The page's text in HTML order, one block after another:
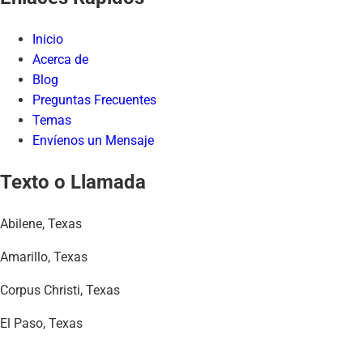
Inicio
Acerca de
Blog
Preguntas Frecuentes
Temas
Envíenos un Mensaje
Texto o Llamada
Abilene, Texas
Amarillo, Texas
Corpus Christi, Texas
El Paso, Texas